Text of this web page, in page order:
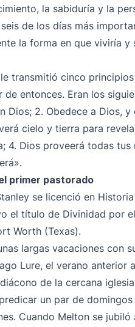
la sabiduría y la
de los días más
la forma en que viviría y
transmitió cinco
entonces. Eran los
Dios; 2. Obedece a Dios, y
cielo y tierra para
4. Dios proveerá todas
primer pastorado
se licenció en
el título de Divinidad por
Worth (Texas).
largas vacaciones con
Lure, el verano anterior
de la cercana
un par de domingos
Cuando Melton se jubiló